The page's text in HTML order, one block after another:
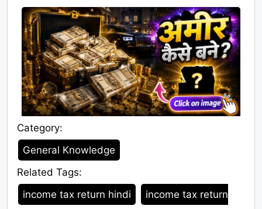
Category:
Category
General Knowledge
Related Tags:
Tags
income tax return hindi income tax return